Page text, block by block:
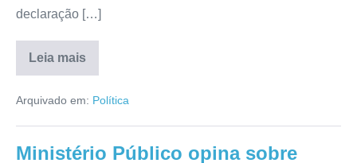
declaração […]
Leia mais
Arquivado em: Política
Ministério Público opina sobre